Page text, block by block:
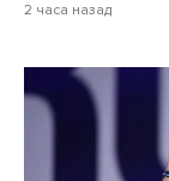
2 часа назад